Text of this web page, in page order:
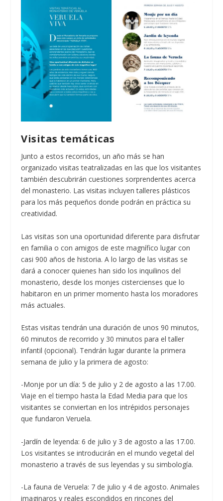
Visitas temáticas
Junto a estos recorridos, un año más se han
organizado visitas teatralizadas en las que los visitantes
también descubrirán cuestiones sorprendentes acerca
del monasterio. Las visitas incluyen talleres plásticos
para los más pequeños donde podrán en práctica su
creatividad.
Las visitas son una oportunidad diferente para disfrutar
en familia o con amigos de este magnífico lugar con
casi 900 años de historia. A lo largo de las visitas se
dará a conocer quienes han sido los inquilinos del
monasterio, desde los monjes cistercienses que lo
habitaron en un primer momento hasta los moradores
más actuales.
Estas visitas tendrán una duración de unos 90 minutos,
60 minutos de recorrido y 30 minutos para el taller
infantil (opcional). Tendrán lugar durante la primera
semana de julio y la primera de agosto:
-Monje por un día: 5 de julio y 2 de agosto a las 17.00.
Viaje en el tiempo hasta la Edad Media para que los
visitantes se conviertan en los intrépidos personajes
que fundaron Veruela.
-Jardín de leyenda: 6 de julio y 3 de agosto a las 17.00.
Los visitantes se introducirán en el mundo vegetal del
monasterio a través de sus leyendas y su simbología.
-La fauna de Veruela: 7 de julio y 4 de agosto. Animales
imaginaros y reales escondidos en rincones del